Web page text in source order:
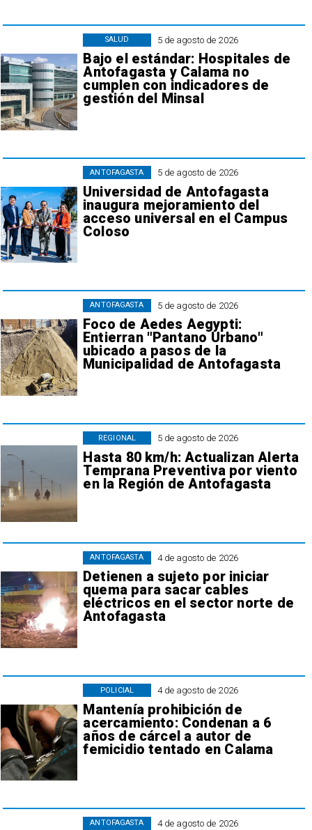
5 de agosto de 2026
Bajo el estándar: Hospitales de
Antofagasta y Calama no
cumplen con indicadores de
gestión del Minsal
SALUD
5 de agosto de 2026
Universidad de Antofagasta
inaugura mejoramiento del
acceso universal en el Campus
Coloso
ANTOFAGASTA
5 de agosto de 2026
Foco de Aedes Aegypti:
Entierran "Pantano Urbano"
ubicado a pasos de la
Municipalidad de Antofagasta
ANTOFAGASTA
5 de agosto de 2026
Hasta 80 km/h: Actualizan Alerta
Temprana Preventiva por viento
en la Región de Antofagasta
REGIONAL
4 de agosto de 2026
Detienen a sujeto por iniciar
quema para sacar cables
eléctricos en el sector norte de
Antofagasta
ANTOFAGASTA
4 de agosto de 2026
Mantenía prohibición de
acercamiento: Condenan a 6
años de cárcel a autor de
femicidio tentado en Calama
POLICIAL
4 de agosto de 2026
ANTOFAGASTA